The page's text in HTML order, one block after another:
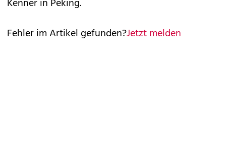
Kenner in Peking.
Fehler im Artikel gefunden?Jetzt melden